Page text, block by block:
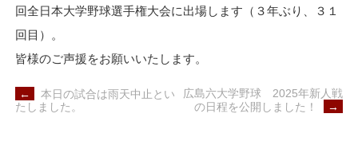
回全日本大学野球選手権大会に出場します（３年ぶり、３１
回目）。
皆様のご声援をお願いいたします。
POST
NAVIGATION
←
本日の試合は雨天中止とい
たしました。
広島六大学野球 2025年新人戦
の日程を公開しました！
→